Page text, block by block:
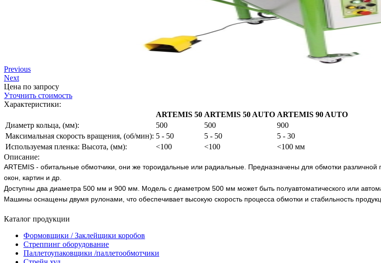
Previous
Next
Цена по запросу
Уточнить стоимость
Характеристики:
ARTEMIS 50 ARTEMIS 50 AUTO ARTEMIS 90 AUTO
Диаметр кольца, (мм):
500 500
900
Максимальная скорость вращения, (об/мин): 5 - 50 5 - 50
5 - 30
Используемая пленка: Высота, (мм):
<100 <100
<100 мм
Описание:
ARTEMIS - обитальные обмотчики, они же тороидальные или радиальные. Предназначены для обмотки
окон, картин и др.
Доступны два диаметра 500 мм и 900 мм. Модель с диаметром 500 мм может быть полуавтоматического или
Машины оснащены двумя рулонами, что обеспечивает высокую скорость процесса обмотки и стабильность
Каталог продукции
Формовщики / Заклейщики коробов
Стреппинг оборудование
Паллетоупаковщики /паллетообмотчики